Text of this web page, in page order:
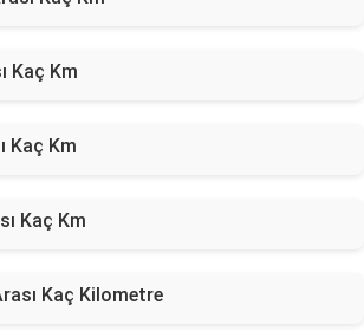
Kaç Km
Kaç Km
Kaç Km
Kaç Kilometre